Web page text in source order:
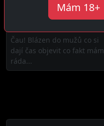
Bára, 22 let
Čau! Blázen do mužů co si
dají čas objevit co fakt mám
ráda...
Mám 18+